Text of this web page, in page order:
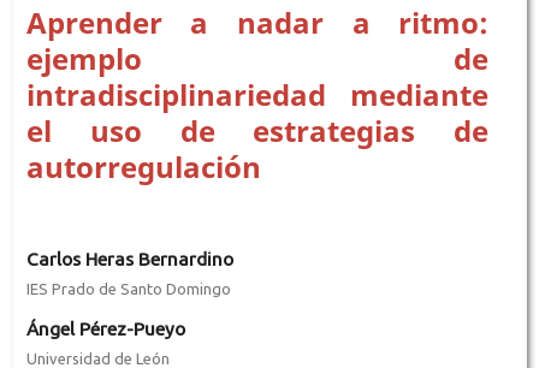
Aprender a nadar a ritmo:
ejemplo de
intradisciplinariedad mediante
el uso de estrategias de
autorregulación
Carlos Heras Bernardino
IES Prado de Santo Domingo
Ángel Pérez-Pueyo
Universidad de León